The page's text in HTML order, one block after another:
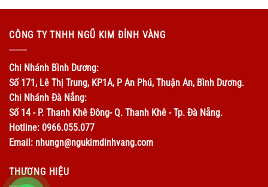
CÔNG TY TNHH NGŨ KIM ĐỈNH VÀNG
Chi Nhánh Bình Dương:
Số 171, Lê Thị Trung, KP1A, P An Phú, Thuận An, Bình Dương.
Chi Nhánh Đà Nẳng:
Số 14 - P. Thanh Khê Đông- Q. Thanh Khê - Tp. Đà Nẵng.
Hotline: 0966.055.077
Email: nhungn@ngukimdinhvang.com
THƯƠNG HIỆU